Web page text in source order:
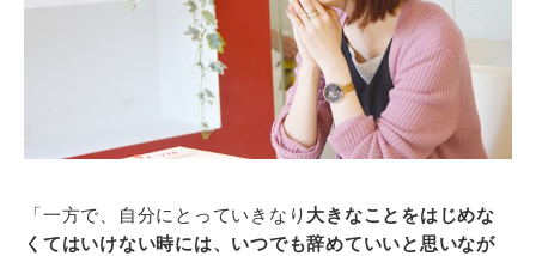
「一方で、自分にとっていきなり 大きなことをはじめな
くてはいけない時には、いつでも辞めていいと思いなが